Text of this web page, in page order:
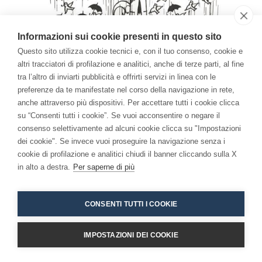
Copyright 2026 - Niccolò Branca -Accessibilita
Informazioni sui cookie presenti in questo sito
Questo sito utilizza cookie tecnici e, con il tuo consenso, cookie e
altri tracciatori di profilazione e analitici, anche di terze parti, al fine
tra l’altro di inviarti pubblicità e offrirti servizi in linea con le
preferenze da te manifestate nel corso della navigazione in rete,
anche attraverso più dispositivi. Per accettare tutti i cookie clicca
su “Consenti tutti i cookie”. Se vuoi acconsentire o negare il
consenso selettivamente ad alcuni cookie clicca su "Impostazioni
dei cookie". Se invece vuoi proseguire la navigazione senza i
cookie di profilazione e analitici chiudi il banner cliccando sulla X
in alto a destra. Per saperne di più
CONSENTI TUTTI I COOKIE
IMPOSTAZIONI DEI COOKIE